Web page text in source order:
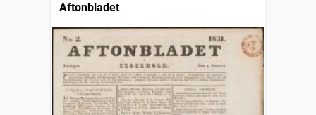
Aftonbladet